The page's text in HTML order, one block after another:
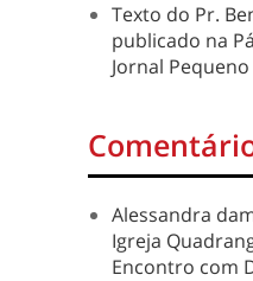
Texto do Pr.
publicado na
Jornal Pequeno
Alessandra
Igreja
Encontro com